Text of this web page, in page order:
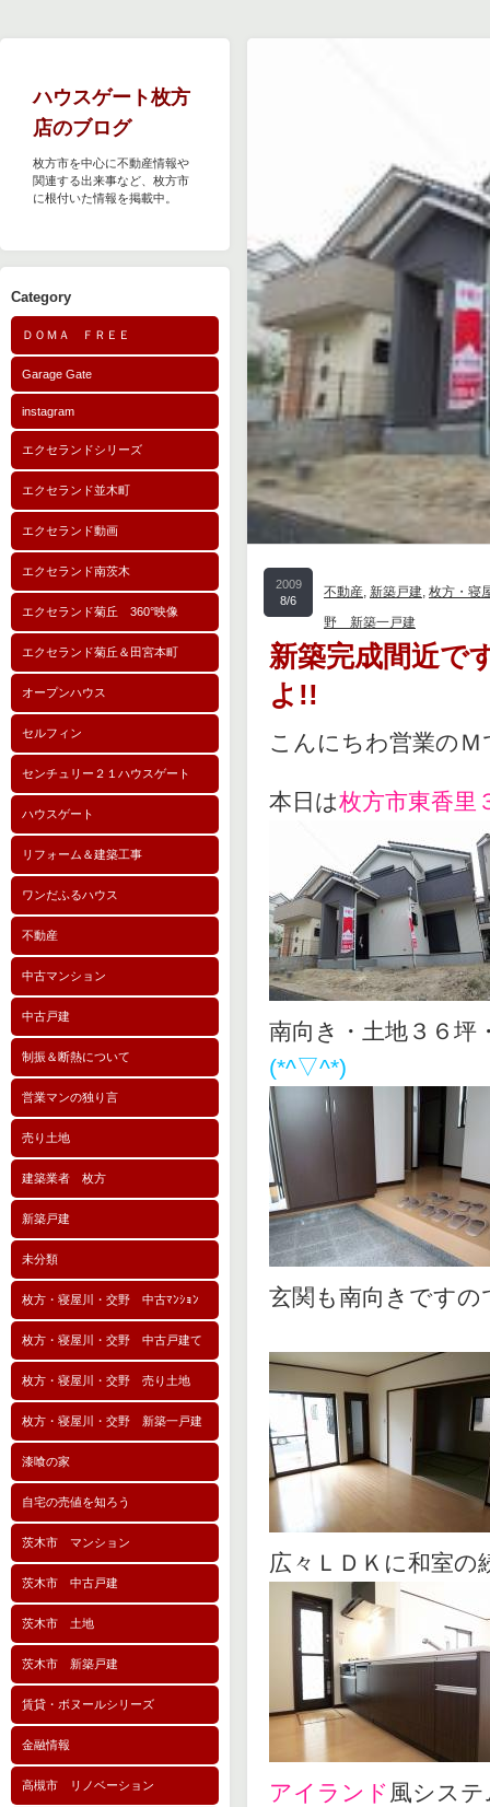
ハウスゲート枚方
店のブログ
枚方市を中心に不動産情報や
関連する出来事など、枚方市
に根付いた情報を掲載中。
Category
ＤＯＭＡ ＦＲＥＥ
Garage Gate
instagram
エクセランドシリーズ
エクセランド並木町
エクセランド動画
エクセランド南茨木
エクセランド菊丘 360°映像
エクセランド菊丘＆田宮本町
オープンハウス
セルフィン
センチュリー２１ハウスゲート
ハウスゲート
リフォーム＆建築工事
ワンだふるハウス
不動産
中古マンション
中古戸建
制振＆断熱について
営業マンの独り言
売り土地
建築業者 枚方
新築戸建
未分類
枚方・寝屋川・交野 中古ﾏﾝｼｮﾝ
枚方・寝屋川・交野 中古戸建て
枚方・寝屋川・交野 売り土地
枚方・寝屋川・交野 新築一戸建
漆喰の家
自宅の売値を知ろう
茨木市 マンション
茨木市 中古戸建
茨木市 土地
茨木市 新築戸建
賃貸・ボヌールシリーズ
金融情報
高槻市 リノベーション
2009
8/6
不動産, 新築戸建, 枚方・寝
野 新築一戸建
新築完成間近で
よ!!
こんにちわ営業の
本日は枚方市東香里
南向き・土地３６坪
(*^▽^*)
玄関も南向きです
広々ＬＤＫに和室
アイランド 風シス